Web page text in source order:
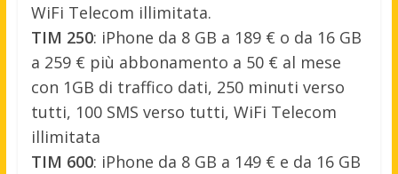
WiFi Telecom illimitata.
TIM 250: iPhone da 8 GB a 189 € o da 16 GB
a 259 € più abbonamento a 50 € al mese
con 1GB di traffico dati, 250 minuti verso
tutti, 100 SMS verso tutti, WiFi Telecom
illimitata
TIM 600: iPhone da 8 GB a 149 € e da 16 GB